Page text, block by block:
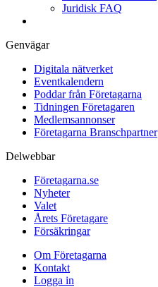
Juridisk FAQ
Genvägar
Digitala nätverket
Eventkalendern
Poddar från Företagarna
Tidningen Företagaren
Medlemsannonser
Företagarna Branschpartner
Delwebbar
Företagarna.se
Nyheter
Valet
Årets Företagare
Försäkringar
Om Företagarna
Kontakt
Logga in